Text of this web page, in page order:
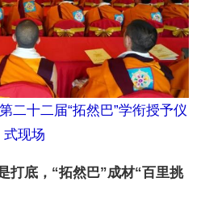
二十二届“拓然巴”学衔授予仪
式现场
底，“拓然巴”成材“百里挑